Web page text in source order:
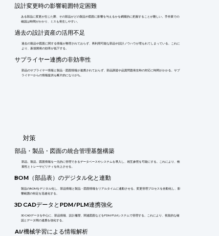
設計変更時の影響範囲特定困難
ある部品に変更が生じた際、その部品がどの製品や図面に影響を与えるかを網羅的に把握することが難しい。手作業での
確認は時間がかかり、ミスも発生しやすい。
過去の設計資産の活用不足
過去の製品や図面に関する情報が整理されておらず、再利用可能な部品や設計ノウハウが埋もれてしまっている。これに
より、新規開発の効率が低下する。
サプライヤー連携の非効率性
部品のサプライヤー情報と製品・図面情報が連携されておらず、部品調達や品質問題発生時の対応に時間がかかる。サプ
ライヤーからの情報提供も断片的になりがち。
​対策
部品・製品・図面の統合管理基盤構築
部品、製品、図面情報を一元的に管理できるデータベースやシステムを導入し、相互参照を可能にする。これにより、検
索性とトレーサビリティを向上させる。
BOM（部品表）のデジタル化と連動
製品のBOMをデジタル化し、部品情報と製品・図面情報をリアルタイムに連動させる。変更管理プロセスを自動化し、影
響範囲の特定を迅速化する。
3D CADデータとPDM/PLM連携強化
3D CADデータを中心に、部品情報、設計履歴、関連図面などをPDM/PLMシステムで管理する。これにより、視覚的な確
認とデータ間の連携を強化する。
AI/機械学習による情報解析